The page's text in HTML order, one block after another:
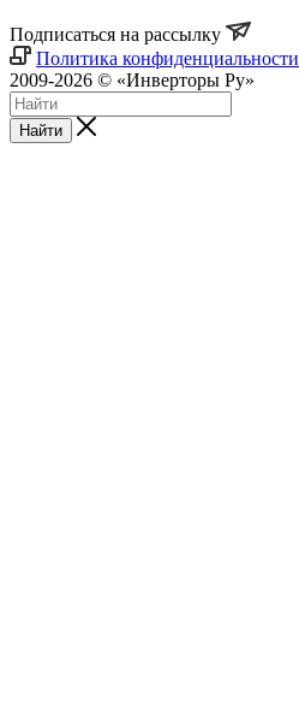
Подписаться на рассылку
Политика конфиденциальности
2009-2026 © «Инверторы Ру»
Найти